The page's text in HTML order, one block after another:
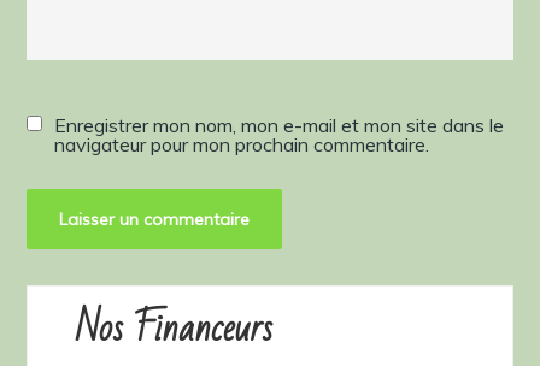
Enregistrer mon nom, mon e-mail et mon site dans le
navigateur pour mon prochain commentaire.
Nos Financeurs